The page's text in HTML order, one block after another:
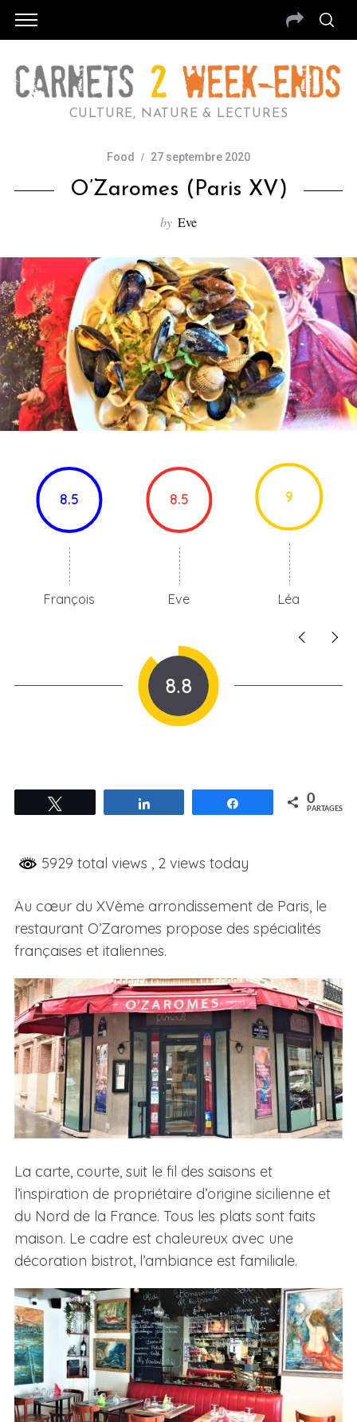
CULTURE, NATURE & LECTURES
Food 27 septembre 2020
O’Zaromes (Paris XV)
by Eve
8.5
François
8.5
Eve
9
Léa
8.8
Partagez 0
PARTAGES
5929 total views , 2 views today
Au cœur du XVème arrondissement de Paris, le
restaurant O’Zaromes propose des spécialités
françaises et italiennes.
La carte, courte, suit le fil des saisons et
l’inspiration de propriétaire d’origine sicilienne et
du Nord de la France. Tous les plats sont faits
maison. Le cadre est chaleureux avec une
décoration bistrot, l’ambiance est familiale.